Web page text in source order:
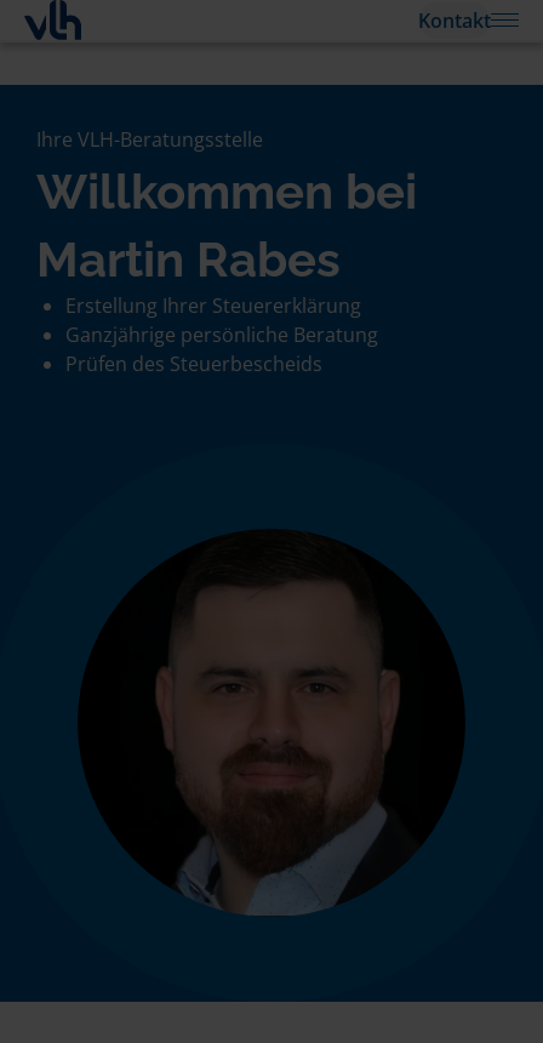
Kontakt
Ihre VLH-Beratungsstelle
Willkommen bei
Martin Rabes
Erstellung Ihrer Steuererklärung
Ganzjährige persönliche Beratung
Prüfen des Steuerbescheids